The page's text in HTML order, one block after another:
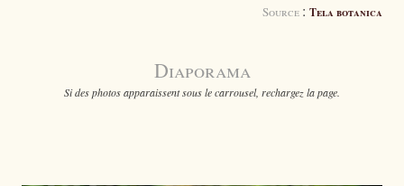
Source : Tela botanica
Diaporama
Si des photos apparaissent sous le carrousel, rechargez la page.